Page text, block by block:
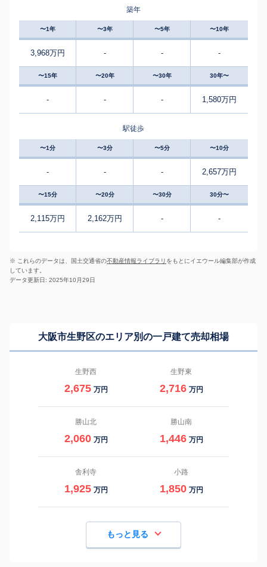
築年
〜1年 〜3年 〜5年 〜10年
3,968万円 - - -
〜15年 〜20年 〜30年 30年〜
- - - 1,580万円
駅徒歩
〜1分 〜3分 〜5分 〜10分
- - - 2,657万円
〜15分 〜20分 〜30分 30分〜
2,115万円 2,162万円 - -
※ これらのデータは、国土交通省の不動産情報ライブラリ をもとにイエウール編集部が作成
しています。
データ更新日: 2025年10月29日
大阪市生野区のエリア別の一戸建て売却相場
生野西
2,675 万円
生野東
2,716 万円
勝山北
2,060 万円
勝山南
1,446 万円
舎利寺
1,925 万円
小路
1,850 万円
もっと見る